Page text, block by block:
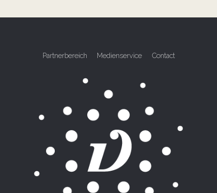
Partnerbereich Medienservice Contact